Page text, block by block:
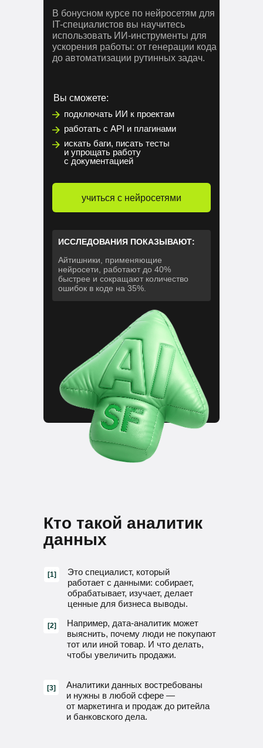
В бонусном курсе по нейросетям для
IT-специалистов вы научитесь
использовать ИИ-инструменты для
ускорения работы: от генерации кода
до автоматизации рутинных задач.
учиться с нейросетями
ИССЛЕДОВАНИЯ ПОКАЗЫВАЮТ:
Айтишники, применяющие
нейросети, работают до 40%
быстрее и сокращают количество
ошибок в коде на 35%.
Вы сможете:
подключать ИИ к проектам
работать с API и плагинами
искать баги, писать тесты
и упрощать работу
с документацией
[1]
Кто такой аналитик
данных
[2]
Это специалист, который
работает с данными: собирает,
обрабатывает, изучает, делает
ценные для бизнеса выводы.
[3]
Например, дата-аналитик может
выяснить, почему люди не покупают
тот или иной товар. И что делать,
чтобы увеличить продажи.
Аналитики данных востребованы
и нужны в любой сфере —
от маркетинга и продаж до ритейла
и банковского дела.